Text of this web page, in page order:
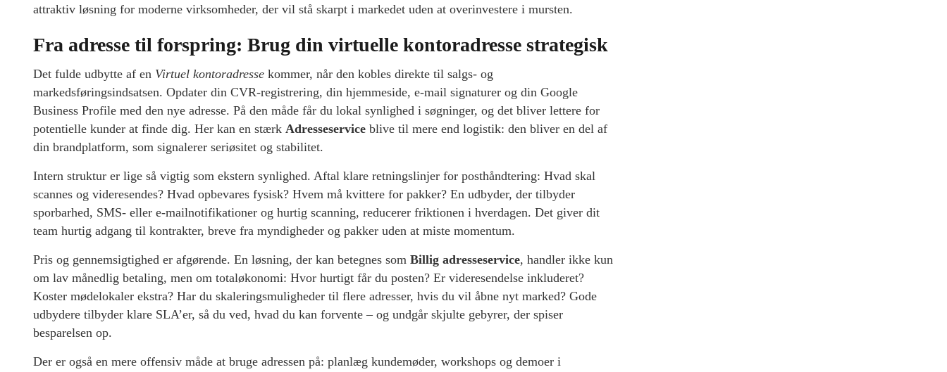
attraktiv løsning for moderne virksomheder, der vil stå skarpt i markedet uden at overinvestere i mursten.
Fra adresse til forspring: Brug din virtuelle kontoradresse strategisk
Det fulde udbytte af en Virtuel kontoradresse kommer, når den kobles direkte til salgs- og
markedsføringsindsatsen. Opdater din CVR-registrering, din hjemmeside, e-mail signaturer og din Google
Business Profile med den nye adresse. På den måde får du lokal synlighed i søgninger, og det bliver lettere for
potentielle kunder at finde dig. Her kan en stærk Adresseservice blive til mere end logistik: den bliver en del af
din brandplatform, som signalerer seriøsitet og stabilitet.
Intern struktur er lige så vigtig som ekstern synlighed. Aftal klare retningslinjer for posthåndtering: Hvad skal
scannes og videresendes? Hvad opbevares fysisk? Hvem må kvittere for pakker? En udbyder, der tilbyder
sporbarhed, SMS- eller e-mailnotifikationer og hurtig scanning, reducerer friktionen i hverdagen. Det giver dit
team hurtig adgang til kontrakter, breve fra myndigheder og pakker uden at miste momentum.
Pris og gennemsigtighed er afgørende. En løsning, der kan betegnes som Billig adresseservice, handler ikke kun
om lav månedlig betaling, men om totaløkonomi: Hvor hurtigt får du posten? Er videresendelse inkluderet?
Koster mødelokaler ekstra? Har du skaleringsmuligheder til flere adresser, hvis du vil åbne nyt marked? Gode
udbydere tilbyder klare SLA’er, så du ved, hvad du kan forvente – og undgår skjulte gebyrer, der spiser
besparelsen op.
Der er også en mere offensiv måde at bruge adressen på: planlæg kundemøder, workshops og demoer i